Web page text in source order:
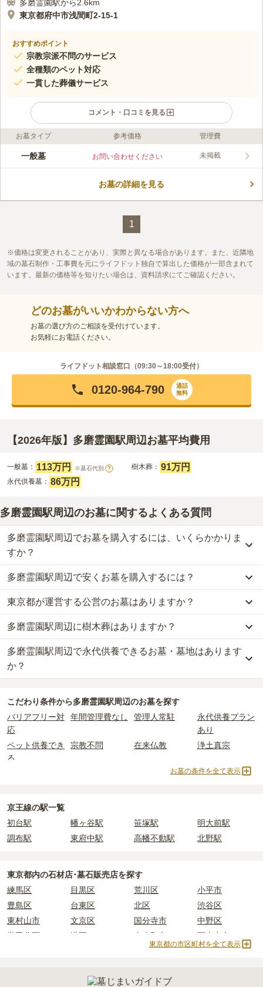
多磨霊園駅から2.6km
東京都府中市浅間町2-15-1
おすすめポイント
宗教宗派不問のサービス
全種類のペット対応
一貫した葬儀サービス
コメント・口コミを見る
口コミ評価
この霊園はまだ誰からも評価されていません。
お墓タイプ 参考価格 管理費
一般墓 お問い合わせください 未掲載
お墓の詳細を見る
1
価格は変更されることがあり、実際と異なる場合があります。また、近隣地
域の墓石制作・工事費を元にライフドット独自で算出した価格が一部含まれて
います。最新の価格等を知りたい場合は、資料請求にてご確認ください。
どのお墓がいいかわからない方へ
お墓の選び方のご相談を受付けています。
お気軽にお電話ください。
ライフドット相談窓口（09:30～18:00受付）
0120-964-790
通話
無料
【2026年版】多磨霊園駅周辺お墓平均費用
一般墓： 113万円 ※墓石代別 ? 樹木葬： 91万円
永代供養墓： 86万円
多磨霊園駅周辺のお墓に関するよくある質問
多磨霊園駅周辺でお墓を購入するには、いくらかかりま
すか？
多磨霊園駅周辺での購入費用の目安は、一般墓が約280万円、樹木
葬が約91万円、永代供養墓が約86万円です。
一般墓を建てる場合は、「永代使用料（土地代）」と「墓石代」の
2つが主な費用となります。
多磨霊園駅周辺の一般墓の永代使用料の平均は
で、墓石代
さ・素材によって変わります。
樹木葬・納骨堂・永代供養墓は、基本的に墓石代がかからず、永代
なお、お墓によっては以下の費用が別途かかる場合があります。
・開眼法要の費用：お墓を新しく建てた際に行う儀式のための費
用。僧侶に渡すお布施がかかります。
・納骨式の費用
：お墓に遺骨を納める儀式のための費用。僧侶に渡
すお布施、会食などの費用がかかります。
：お墓の管理費。契約後、毎年発生するケースがあり
正確な費用は、区画や石材の選び方によって大きく変わるため、見
積もりを取るまで確定しません。
現地見学では、担当者に「提示金額以外にかかる費用はないか」を
内を取り寄せることができます。
多磨霊園駅周辺で安くお墓を購入するには？
多磨霊園駅周辺で一番安価なお墓は、西光寺 小金井墓苑『蒼区』
の永代供養墓で、5万円からお求めいただけます。
一般的に最も費用を抑えられるのは、他の方のご遺骨と一緒に埋葬
する「合祀墓（ごうしぼ）」と呼ばれるタイプです。個別のお墓に
比べて省スペースで管理の手間がかからないため、費用が安く設定
されています。
価格の目安は、1名あたり5万円〜30万円程度です。
多磨霊園駅周辺 で安価なお墓を探したい場合は、
び替えてお墓を探すのがおすすめです。
東京都が運営する公営のお墓はありますか？
多磨霊園駅周辺には、東京都が運営する公営の霊園が
す。
都立 多磨霊園がそれにあたります。
公営霊園は民営の霊園と異なり、契約にあたって応募資格が設けら
主な条件として、遺骨がすでにある、該当の市区町村に一定年数以
上住んでいるなどが挙げられます。
条件を満たさない場合は、申し込み自体ができないことも多いた
め、事前の確認が重要です。
契約条件の詳細は、各霊園のページをご確認いただくか、資料請求
多磨霊園駅周辺に樹木葬はありますか？
多磨霊園駅周辺には、2件の樹木葬があります。
詳しくは、
多磨霊園駅周辺で永代供養できるお墓・墓地はあります
か？
詳しくは、多磨霊園駅周辺の永代供養の一覧をご覧ください。
こだわり条件から多磨霊園駅周辺のお墓を探す
バリアフリー対
応
年間管理費なし 管理人常駐
永代供養プラン
あり
ペット供養でき
る
宗教不問 在来仏教 浄土真宗
永代供養墓
2人用区画あり
お墓の条件を全て表示
京王線の駅一覧
初台駅
幡ヶ谷駅 笹塚駅
明大前駅
調布駅
東府中駅 高幡不動駅 北野駅
東京都内の石材店･墓石販売店を探す
練馬区
目黒区 荒川区
小平市
豊島区
台東区 北区
渋谷区
東村山市
文京区 国分寺市
中野区
世田谷区
港区 東大和市
西東京市
町田市 府中市
東京都の市区町村を全て表示